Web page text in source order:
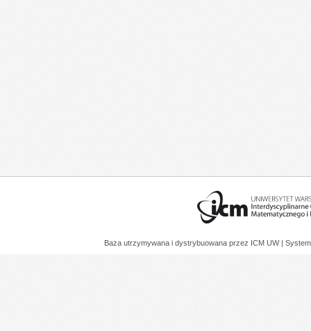
Baza utrzymywana i dystrybuowana przez ICM UW |